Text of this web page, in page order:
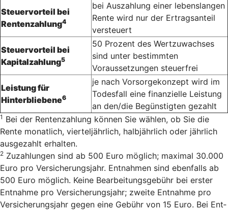
Steuervorteil bei
Rentenzahlung4
bei Auszahlung einer lebenslangen
Rente wird nur der Ertragsanteil
versteuert
Steuervorteil bei
Kapitalzahlung5
50 Prozent des Wertzuwachses
sind unter bestimmten
Voraussetzungen steuerfrei
Leistung für
Hinterbliebene6
je nach Vorsorgekonzept wird im
Todesfall eine finanzielle Leistung
an den/die Begünstigten gezahlt
1 Bei der Rentenzahlung können Sie wählen, ob Sie die
Rente monatlich, vierteljährlich, halbjährlich oder jährlich
ausgezahlt erhalten.
2 Zu­zah­lun­gen sind ab 500 Euro mög­lich; ma­xi­mal 30.000
Euro pro Ver­si­cherungs­jahr. Ent­nah­men sind eben­falls ab
500 Euro mög­lich. Keine Bearbeitungsgebühr bei erster
Entnahme pro Versicherungsjahr; zweite Entnahme pro
Versicherungsjahr gegen eine Gebühr von 15 Euro. Bei Ent­